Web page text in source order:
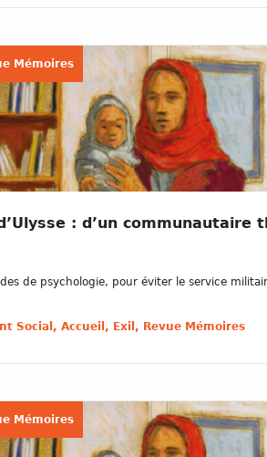
Mémoires
: d’un communautaire
de psychologie, pour éviter le service
Social, Accueil, Exil, Revue Mémoires
Mémoires